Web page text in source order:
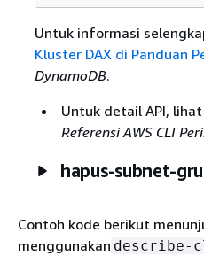
Untuk informasi
Kluster DAX di Panduan
DynamoDB.
Untuk detail API, lihat
Referensi AWS CLI
hapus-subnet-
Contoh kode berikut
menggunakan describe-